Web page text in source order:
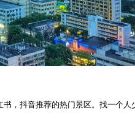
，抖音推荐的热门景区。找一个人